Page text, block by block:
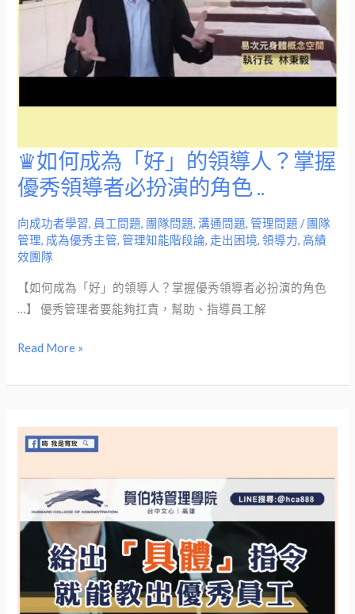
於
模
♛如何成為「好」的領導人？掌握
優秀領導者必扮演的角色 ..
向成功者學習, 員工問題, 團隊問題,溝通問題,管理問題 / 團隊
管理, 成為優秀主管,管理知能階段論, 走出困境,領導力,高績
效團隊
【如何成為「好」的領導人？掌握優秀領導者必扮演的角色
…】 優秀管理者要能夠扛責，幫助、指導員工解
♛
如
何
成
為
「好」
的
領
人？
秀
導
必
Read More »